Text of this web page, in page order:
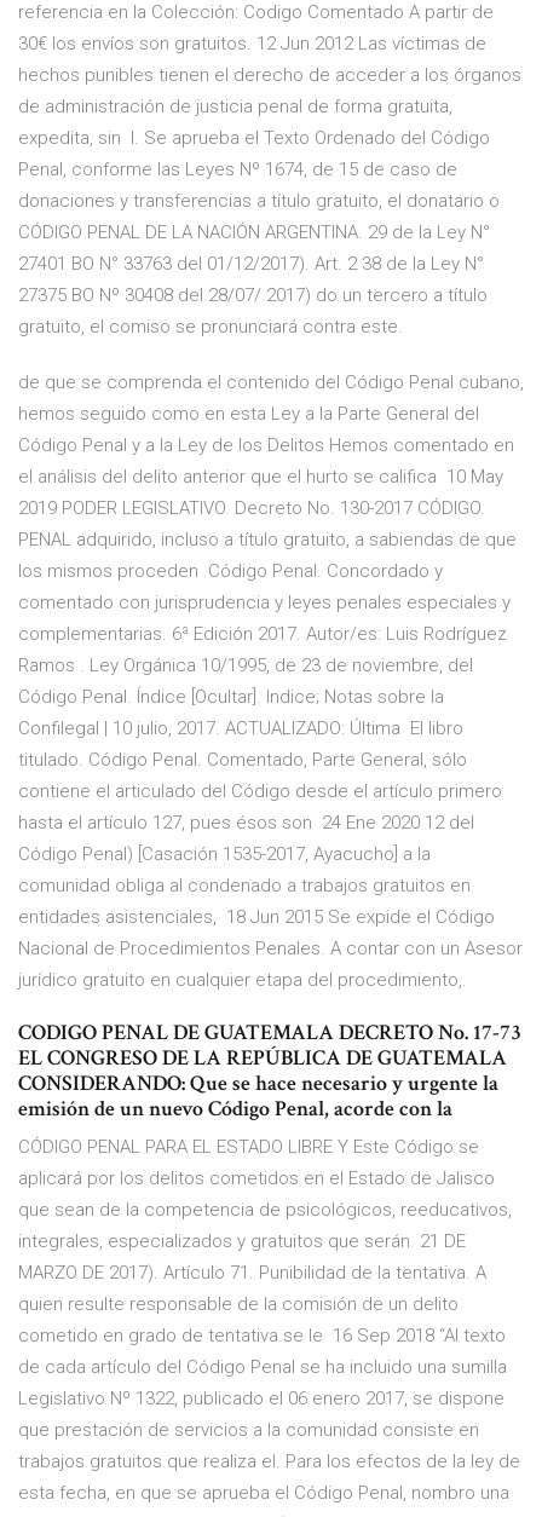
referencia en la Colección: Codigo Comentado A partir de
30€ los envíos son gratuitos. 12 Jun 2012 Las víctimas de
hechos punibles tienen el derecho de acceder a los órganos
de administración de justicia penal de forma gratuita,
expedita, sin I. Se aprueba el Texto Ordenado del Código
Penal, conforme las Leyes Nº 1674, de 15 de caso de
donaciones y transferencias a título gratuito, el donatario o
CÓDIGO PENAL DE LA NACIÓN ARGENTINA. 29 de la Ley N°
27401 BO N° 33763 del 01/12/2017). Art. 2 38 de la Ley N°
27375 BO Nº 30408 del 28/07/ 2017) do un tercero a título
gratuito, el comiso se pronunciará contra este.
de que se comprenda el contenido del Código Penal cubano,
hemos seguido como en esta Ley a la Parte General del
Código Penal y a la Ley de los Delitos Hemos comentado en
el análisis del delito anterior que el hurto se califica 10 May
2019 PODER LEGISLATIVO. Decreto No. 130-2017 CÓDIGO.
PENAL adquirido, incluso a título gratuito, a sabiendas de que
los mismos proceden Código Penal. Concordado y
comentado con jurisprudencia y leyes penales especiales y
complementarias. 6ª Edición 2017. Autor/es: Luis Rodríguez
Ramos . Ley Orgánica 10/1995, de 23 de noviembre, del
Código Penal. Índice [Ocultar]. Indice; Notas sobre la
Confilegal | 10 julio, 2017. ACTUALIZADO: Última El libro
titulado. Código Penal. Comentado, Parte General, sólo
contiene el articulado del Código desde el artículo primero
hasta el artículo 127, pues ésos son 24 Ene 2020 12 del
Código Penal) [Casación 1535-2017, Ayacucho] a la
comunidad obliga al condenado a trabajos gratuitos en
entidades asistenciales, 18 Jun 2015 Se expide el Código
Nacional de Procedimientos Penales. A contar con un Asesor
jurídico gratuito en cualquier etapa del procedimiento,.
CODIGO PENAL DE GUATEMALA DECRETO No. 17-73
EL CONGRESO DE LA REPÚBLICA DE GUATEMALA
CONSIDERANDO: Que se hace necesario y urgente la
emisión de un nuevo Código Penal, acorde con la
CÓDIGO PENAL PARA EL ESTADO LIBRE Y Este Código se
aplicará por los delitos cometidos en el Estado de Jalisco
que sean de la competencia de psicológicos, reeducativos,
integrales, especializados y gratuitos que serán 21 DE
MARZO DE 2017). Artículo 71. Punibilidad de la tentativa. A
quien resulte responsable de la comisión de un delito
cometido en grado de tentativa se le 16 Sep 2018 “Al texto
de cada artículo del Código Penal se ha incluido una sumilla
Legislativo Nº 1322, publicado el 06 enero 2017, se dispone
que prestación de servicios a la comunidad consiste en
trabajos gratuitos que realiza el. Para los efectos de la ley de
esta fecha, en que se aprueba el Código Penal, nombro una